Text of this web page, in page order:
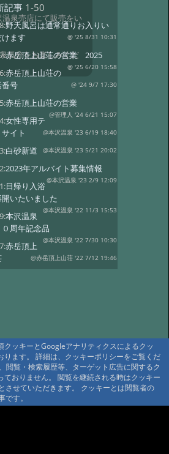
泉売店にて販売をい
気分をお楽しみくだ
記事 1-50
野天風呂は通常通りお入りい
ます
@ '25 8/31 10:31
赤岳頂上山荘の営業 2025
@ '25 6/20 15:58
赤岳頂上山荘の
番号
@ '24 9/7 17:30
赤岳頂上山荘の営業
@管理人 '24 6/21 15:07
女性専用テ
イト
@本沢温泉 '23 6/19 18:40
白砂新道 @本沢温泉 '23 5/21 20:02
2023年アルバイト募集情報
@本沢温泉 '23 2/9 12:09
日帰り入浴
開いたいました
@本沢温泉 '22 11/3 15:53
本沢温泉
０周年記念品
@本沢温泉 '22 7/30 10:30
赤岳頂上
@赤岳頂上山荘 '22 7/12 19:46
野天風呂再開のお知らせ
@ '21 9/16 13:41
現在野天風呂は
用いただけません
@ '21 9/1 10:24
2021年度 【本沢温泉】今シー
クッキーとGoogleアナリティクスによるクッ
ります。 詳細は、クッキーポリシーをご覧くだ
閲覧・検索履歴等、ターゲット広告に関するク
ておりません。 閲覧を継続される時はクッキー
させていただきます。 クッキーとは閲覧者の
す。